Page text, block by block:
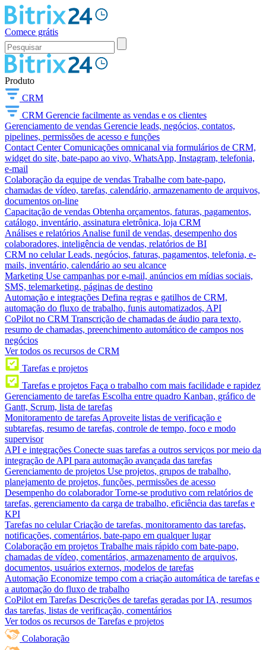
Comece grátis
Produto
CRM
CRM Gerencie facilmente as vendas e os clientes
Gerenciamento de vendas Gerencie leads, negócios, contatos,
pipelines, permissões de acesso e funções
Contact Center Comunicações omnicanal via formulários de CRM,
widget do site, bate-papo ao vivo, WhatsApp, Instagram, telefonia,
e-mail
Colaboração da equipe de vendas Trabalhe com bate-papo,
chamadas de vídeo, tarefas, calendário, armazenamento de arquivos,
documentos on-line
Capacitação de vendas Obtenha orçamentos, faturas, pagamentos,
catálogo, inventário, assinatura eletrônica, loja CRM
Análises e relatórios Analise funil de vendas, desempenho dos
colaboradores, inteligência de vendas, relatórios de BI
CRM no celular Leads, negócios, faturas, pagamentos, telefonia, e-
mails, inventário, calendário ao seu alcance
Marketing Use campanhas por e-mail, anúncios em mídias sociais,
SMS, telemarketing, páginas de destino
Automação e integrações Defina regras e gatilhos de CRM,
automação do fluxo de trabalho, funis automatizados, API
CoPilot no CRM Transcrição de chamadas de áudio para texto,
resumo de chamadas, preenchimento automático de campos nos
negócios
Ver todos os recursos de CRM
Tarefas e projetos
Tarefas e projetos Faça o trabalho com mais facilidade e rapidez
Gerenciamento de tarefas Escolha entre quadro Kanban, gráfico de
Gantt, Scrum, lista de tarefas
Monitoramento de tarefas Aproveite listas de verificação e
subtarefas, resumo de tarefas, controle de tempo, foco e modo
supervisor
API e integrações Conecte suas tarefas a outros serviços por meio da
integração de API para automação avançada das tarefas
Gerenciamento de projetos Use projetos, grupos de trabalho,
planejamento de projetos, funções, permissões de acesso
Desempenho do colaborador Torne-se produtivo com relatórios de
tarefas, gerenciamento da carga de trabalho, eficiência das tarefas e
KPI
Tarefas no celular Criação de tarefas, monitoramento das tarefas,
notificações, comentários, bate-papo em qualquer lugar
Colaboração em projetos Trabalhe mais rápido com bate-papo,
chamadas de vídeo, comentários, armazenamento de arquivos,
documentos, usuários externos, modelos de tarefas
Automação Economize tempo com a criação automática de tarefas e
a automação do fluxo de trabalho
CoPilot em Tarefas Descrições de tarefas geradas por IA, resumos
das tarefas, listas de verificação, comentários
Ver todos os recursos de Tarefas e projetos
Colaboração